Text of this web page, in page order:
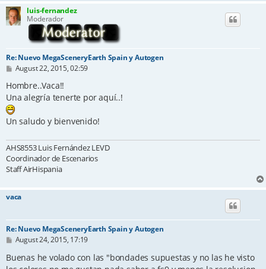
luis-fernandez
Moderador
Re: Nuevo MegaSceneryEarth Spain y Autogen
P
s
August 22, 2015, 02:59
Hombre..Vaca!!
Una alegría tenerte por aquí..!
Un saludo y bienvenido!
AHS8553 Luis Fernández LEVD
Coordinador de Escenarios
Staff AirHispania
vaca
Re: Nuevo MegaSceneryEarth Spain y Autogen
P
s
t
August 24, 2015, 17:19
Buenas he volado con las "bondades supuestas y no las he visto